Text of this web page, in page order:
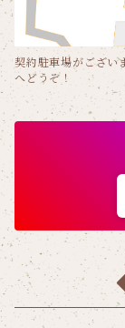
契約駐車場がござい
へどうぞ！